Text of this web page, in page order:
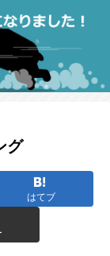
グ
はてブ